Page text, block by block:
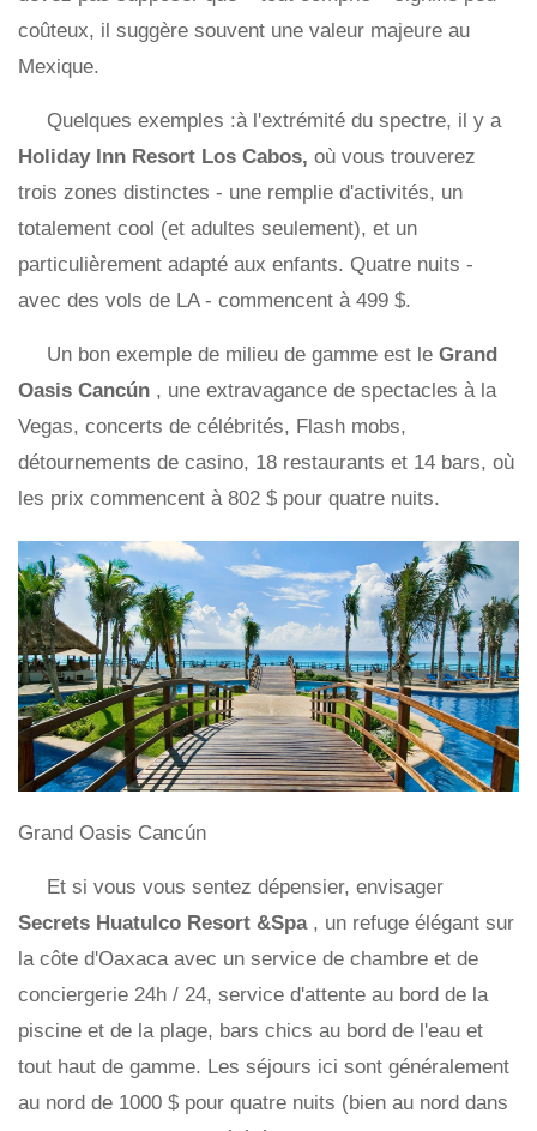
coûteux, il suggère souvent une valeur majeure au
Mexique.
Quelques exemples :à l'extrémité du spectre, il y a
Holiday Inn Resort Los Cabos, où vous trouverez
trois zones distinctes - une remplie d'activités, un
totalement cool (et adultes seulement), et un
particulièrement adapté aux enfants. Quatre nuits -
avec des vols de LA - commencent à 499 $.
Un bon exemple de milieu de gamme est le Grand
Oasis Cancún , une extravagance de spectacles à la
Vegas, concerts de célébrités, Flash mobs,
détournements de casino, 18 restaurants et 14 bars, où
les prix commencent à 802 $ pour quatre nuits.
Grand Oasis Cancún
Et si vous vous sentez dépensier, envisager
Secrets Huatulco Resort &Spa , un refuge élégant sur
la côte d'Oaxaca avec un service de chambre et de
conciergerie 24h / 24, service d'attente au bord de la
piscine et de la plage, bars chics au bord de l'eau et
tout haut de gamme. Les séjours ici sont généralement
au nord de 1000 $ pour quatre nuits (bien au nord dans